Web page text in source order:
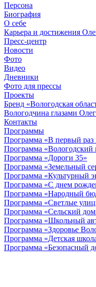
Персона
Биография
О себе
Карьера и достижения
Пресс-центр
Новости
Фото
Видео
Дневники
Фото для прессы
Проекты
Бренд «Вологодская
Вологодчина глазами
Контакты
Программы
Программа «В первый раз
Программа «Вологодский
Программа «Дороги 35»
Программа «Земельный
Программа «Культурный
Программа «С днем
Программа «Народный
Программа «Светлые
Программа «Сельский дом
Программа «Школьный
Программа «Здоровье
Программа «Детская
Программа «Безопасный